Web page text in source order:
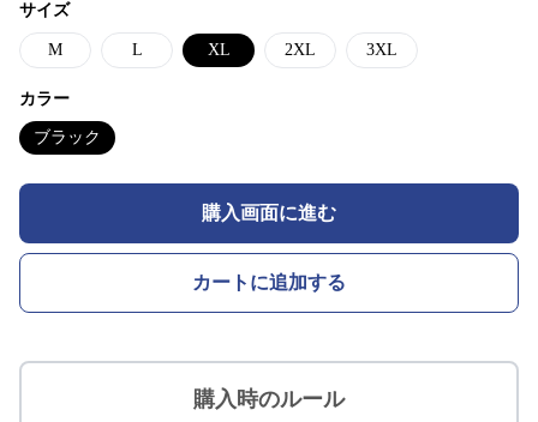
サイズ
M L XL 2XL 3XL
カラー
ブラック
購入画面に進む
カートに追加する
購入時のルール